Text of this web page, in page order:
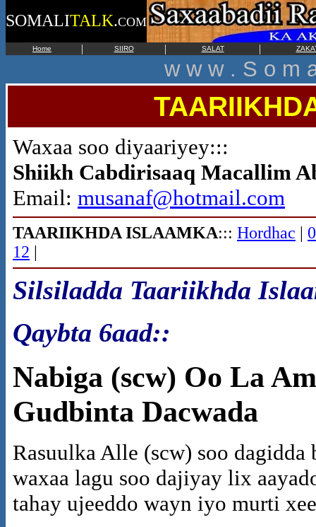
SOMALITALK.COM
Home | SIIRO | SALAT |
w w w . S o m
Waxaa soo diyaariyey:::
Shiikh Cabdirisaaq Macallim
Email: musanaf@hotmail.com
TAARIIKHDA ISLAAMKA::: Hordhac |
12 |
Silsiladda Taariikhda
Qaybta 6aad::
Nabiga (scw) Oo La
Gudbinta Dacwada
Rasuulka Alle (scw) soo
waxaa lagu soo dajiyay lix
tahay ujeeddo wayn iyo murti